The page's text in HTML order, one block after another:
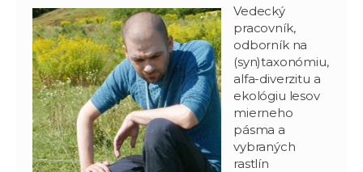
Vedecký
pracovník,
odborník na
(syn)taxonómiu,
alfa-diverzitu a
ekológiu lesov
mierneho
pásma a
vybraných
rastlín